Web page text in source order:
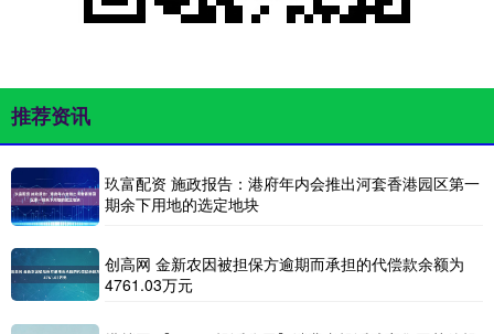
推荐资讯
玖富配资 施政报告：港府年内会推出河套香港园区第一
期余下用地的选定地块
创高网 金新农因被担保方逾期而承担的代偿款余额为
4761.03万元